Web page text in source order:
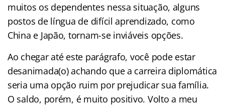
muitos os dependentes nessa situação, alguns
postos de língua de difícil aprendizado, como
China e Japão, tornam-se inviáveis opções.
Ao chegar até este parágrafo, você pode estar
desanimada(o) achando que a carreira diplomática
seria uma opção ruim por prejudicar sua família.
O saldo, porém, é muito positivo. Volto a meu